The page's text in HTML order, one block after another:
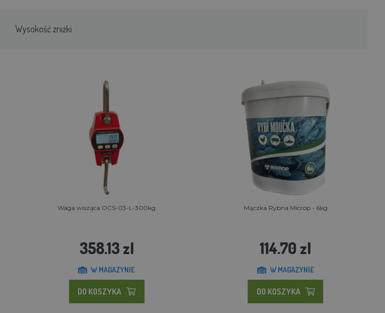
Wysokość zniżki
Waga wisząca OCS-03-L-300kg
358.13 zl
W MAGAZYNIE
DO KOSZYKA
Mączka Rybna Microp - 6kg
114.70 zl
W MAGAZYNIE
DO KOSZYKA